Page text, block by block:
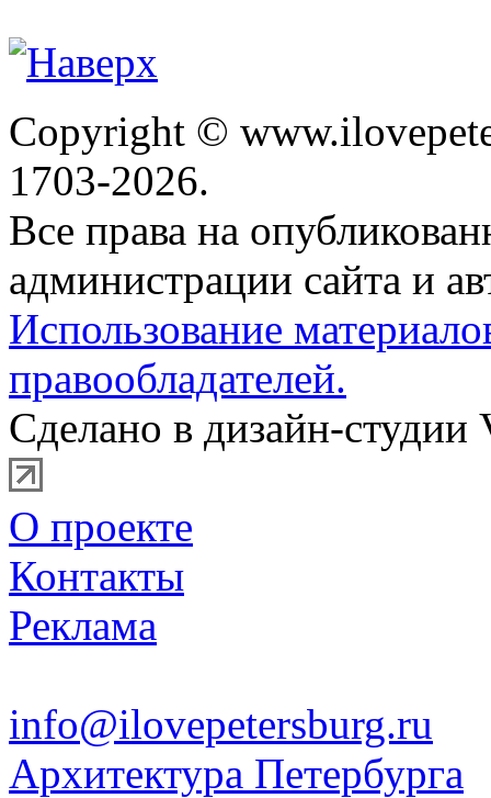
Copyright ©
1703-2026.
Все права на
администрации сайта и
Использование
правообладателей.
Сделано в дизайн-студии
О проекте
Контакты
Реклама
info@ilovepetersburg.ru
Архитектура Петербурга